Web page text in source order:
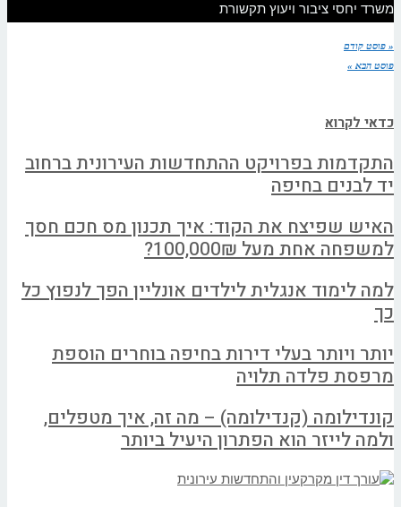
משרד יחסי ציבור ויעוץ תקשורת
« פוסט קודם
פוסט הבא »
כדאי לקרוא
התקדמות בפרויקט ההתחדשות העירונית ברחוב
יד לבנים בחיפה
האיש שפיצח את הקוד: איך תכנון מס חכם חסך
למשפחה אחת מעל 100,000₪?
למה לימוד אנגלית לילדים אונליין הפך לנפוץ כל
כך
יותר ויותר בעלי דירות בחיפה בוחרים הוספת
מרפסת פלדה תלויה
קונדילומה (קנדילומה) – מה זה, איך מטפלים,
ולמה לייזר הוא הפתרון היעיל ביותר